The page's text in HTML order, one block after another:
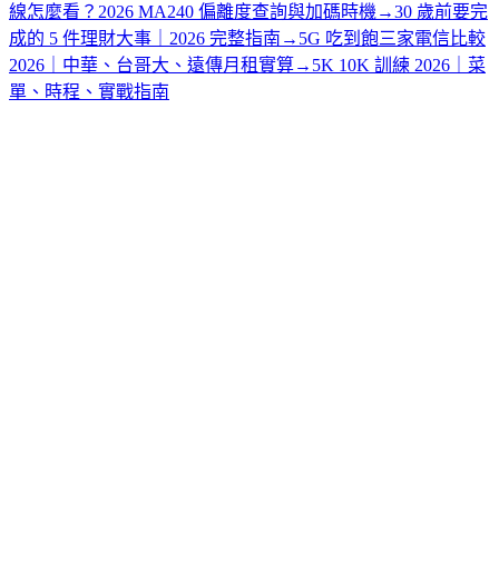
線怎麼看？2026 MA240 偏離度查詢與加碼時機 →30 歲前要完
成的 5 件理財大事｜2026 完整指南 → 5G 吃到飽三家電信比較
2026｜中華、台哥大、遠傳月租實算→ 5K 10K 訓練 2026｜菜
單、時程、實戰指南